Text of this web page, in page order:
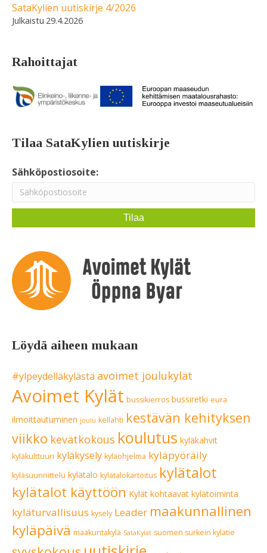
SataKylien uutiskirje 4/2026
29.4.2026
Rahoittajat
Tilaa SataKylien uutiskirje
Sähköpostiosoite:
Löydä aiheen mukaan
#ylpeydelläkylästä avoimet joulukylät
Avoimet Kylät bussikierros bussiretki eura
ilmoittautuminen joulu kellahti kestävän kehityksen
viikko kevätkokous koulutus kyläkahvit
kyläkulttuuri kyläkysely kyläohjelma kyläpyöräily
kyläsuunnittelu kylätalo kylätalokartoitus kylätalot
kylätalot käyttöön Kylät kohtaavat kylätoiminta
kyläturvallisuus kysely Leader maakunnallinen
kyläpäivä maakuntakylä SataKylät suomen surkein kylätie